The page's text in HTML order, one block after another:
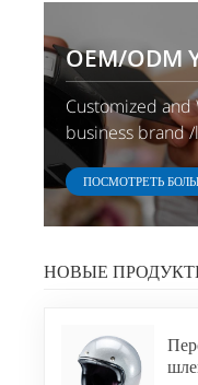
OEM/ODM
Customized and
business brand
ПОСМОТРЕТЬ
НОВЫЕ